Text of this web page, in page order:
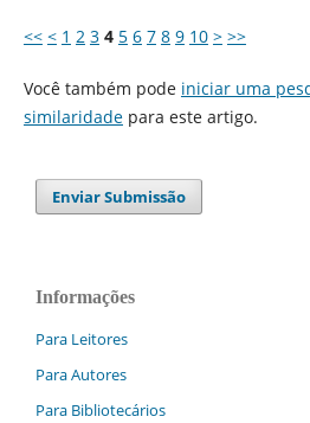
<< < 1 2 3 4 5 6 7 8 9 10 > >>
Você também pode iniciar uma
similaridadepara este artigo.
Enviar Submissão
Informações
Para Leitores
Para Autores
Para Bibliotecários